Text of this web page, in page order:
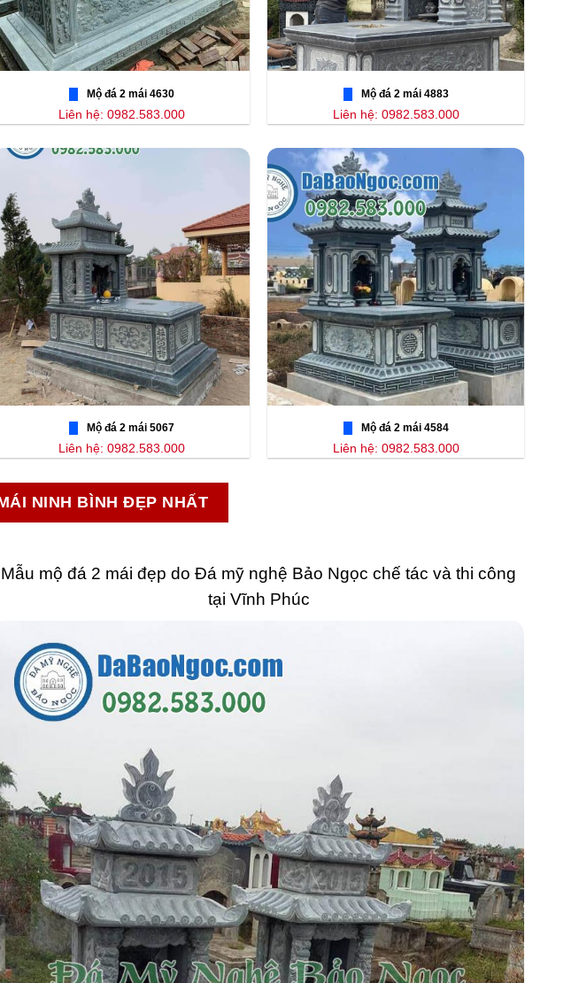
Mộ đá 2 mái 4630
Liên hệ: 0982.583.000
Mộ đá 2 mái 4883
Liên hệ: 0982.583.000
Mộ đá 2 mái 5067
Liên hệ: 0982.583.000
Mộ đá 2 mái 4584
Liên hệ: 0982.583.000
NINH BÌNH ĐẸP NHẤT
Mẫu mộ đá 2 mái đẹp do Đá mỹ nghệ Bảo Ngọc chế tác và thi công
tại Vĩnh Phúc